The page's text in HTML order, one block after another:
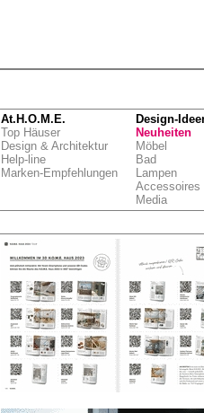
At.H.O.M.E.
Top Häuser
Design & Architektur
Help-line
Marken-Empfehlungen
Design-
Neuheiten
Möbel
Bad
Lampen
Accessoires
Media